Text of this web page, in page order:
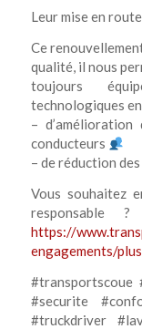
Leur mise en
Ce
qualité, il nous
toujours
technologiques
–
conducteurs
– de réduction
Vous souhaitez
responsable
https://
engagements/
#transportscoue
#securite
#truckdriver